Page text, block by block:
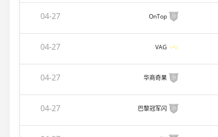
04-27 OnTop
04-27 VAG
04-27 华商奇果
04-27 巴黎冠军闪